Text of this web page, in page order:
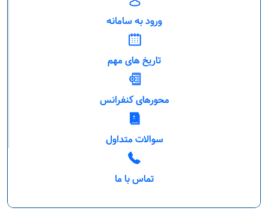
ورود به سامانه
تاریخ های مهم
محورهای کنفرانس
سوالات متداول
تماس با ما